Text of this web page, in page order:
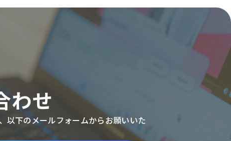
わせ
以下のメールフォームからお願いいた